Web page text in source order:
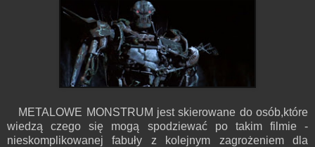
METALOWE MONSTRUM jest skierowane do osób,które
wiedzą czego się mogą spodziewać po takim filmie -
nieskomplikowanej fabuły z kolejnym zagrożeniem dla